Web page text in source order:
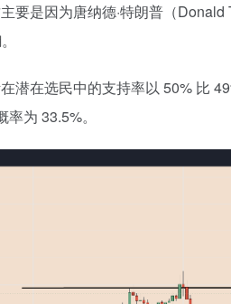
是因为唐纳德·特朗普（
在选民中的支持率以 50% 比
为 33.5%。